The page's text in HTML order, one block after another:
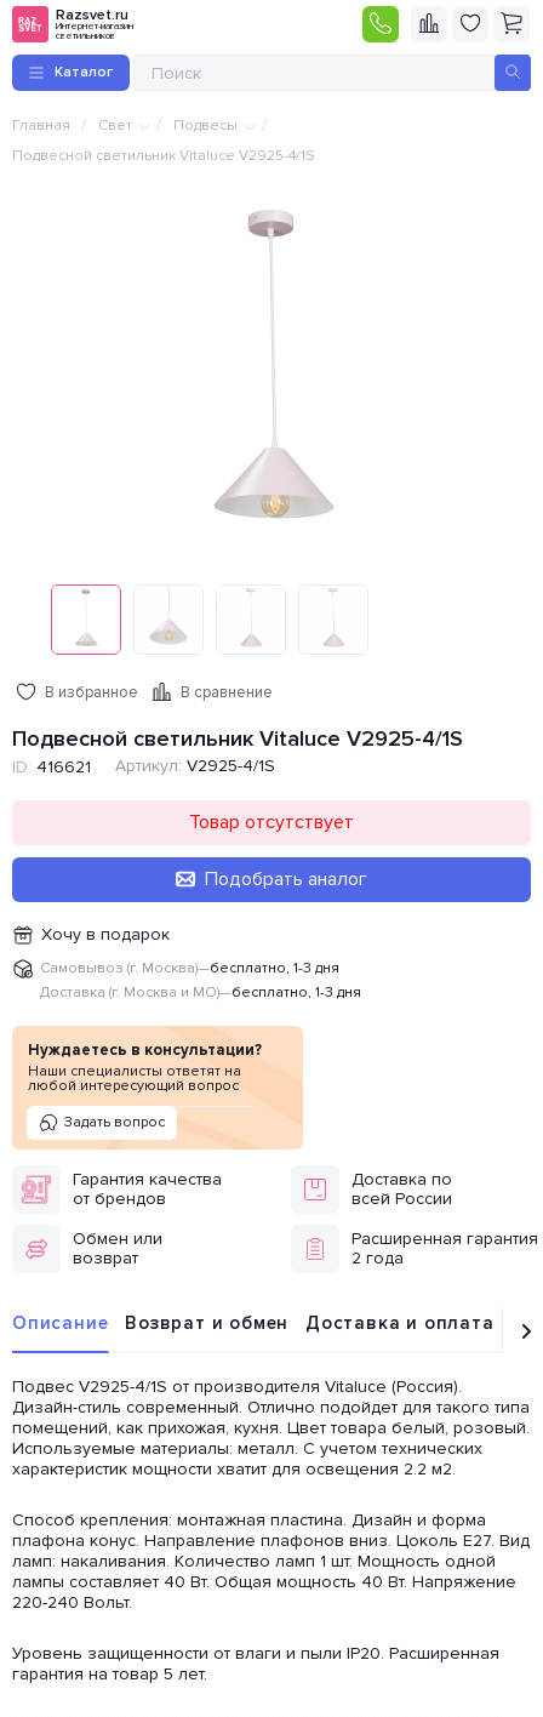
Razsvet.ru
Интернет-магазин
светильников
Каталог
Главная / Свет / Подвесы /
Подвесной светильник Vitaluce V2925-4/1S
В избранное В сравнение
Подвесной светильник Vitaluce V2925-4/1S
ID: 416621 Артикул: V2925-4/1S
Товар отсутствует
Подобрать аналог
Хочу в подарок
Самовывоз (г. Москва)—бесплатно, 1-3 дня
Доставка (г. Москва и МО)—бесплатно, 1-3 дня
Нуждаетесь в консультации?
Наши специалисты ответят на
любой интересующий вопрос
Задать вопрос
Гарантия качества
от брендов
Доставка по
всей России
Обмен или
возврат
Расширенная гарантия
2 года
Описание Возврат и обмен Доставка и оплата
Подвес V2925-4/1S от производителя Vitaluce (Россия).
Дизайн-стиль современный. Отлично подойдет для такого типа
помещений, как прихожая, кухня. Цвет товара белый, розовый.
Используемые материалы: металл. С учетом технических
характеристик мощности хватит для освещения 2.2 м2.
Способ крепления: монтажная пластина. Дизайн и форма
плафона конус. Направление плафонов вниз. Цоколь E27. Вид
ламп: накаливания. Количество ламп 1 шт. Мощность одной
лампы составляет 40 Вт. Общая мощность 40 Вт. Напряжение
220-240 Вольт.
Уровень защищенности от влаги и пыли IP20. Расширенная
гарантия на товар 5 лет.